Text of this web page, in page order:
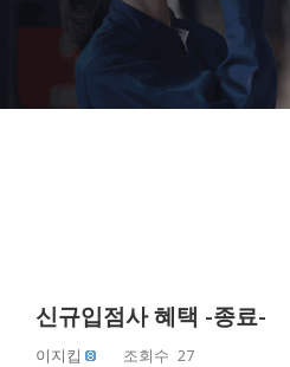
신규입점사 혜택 -종료-
이지킵 조회수 27